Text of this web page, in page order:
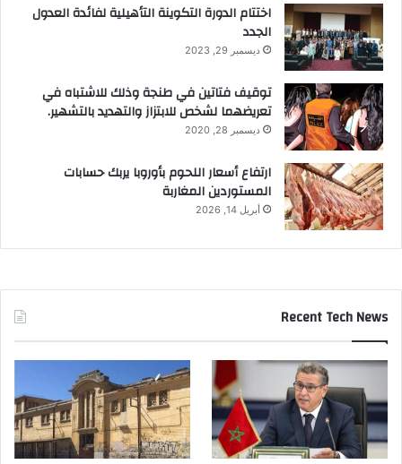
اختتام الدورة التكوينة التأهيلية لفائدة العدول
الجدد
ديسمبر 29, 2023
توقيف فتاتين في طنجة وذلك للاشتباه في
تعريضهما لشخص للابتزاز والتهديد بالتشهير.
ديسمبر 28, 2020
ارتفاع أسعار اللحوم بأوروبا يربك حسابات
المستوردين المغاربة
أبريل 14, 2026
Recent Tech News